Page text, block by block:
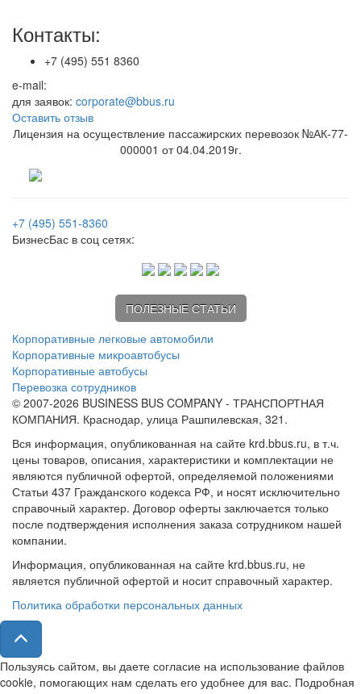
Контакты:
+7 (495) 551 8360
e-mail:
для заявок: corporate@bbus.ru
Оставить отзыв
Лицензия на осуществление пассажирских перевозок №АК-77-
000001 от 04.04.2019г.
+7 (495) 551-8360
БизнесБас в соц сетях:
ПОЛЕЗНЫЕ СТАТЬИ
Корпоративные легковые автомобили
Корпоративные микроавтобусы
Корпоративные автобусы
Перевозка сотрудников
© 2007-2026 BUSINESS BUS COMPANY - ТРАНСПОРТНАЯ
КОМПАНИЯ. Краснодар, улица Рашпилевская, 321.
Вся информация, опубликованная на сайте krd.bbus.ru, в т.ч.
цены товаров, описания, характеристики и комплектации не
являются публичной офертой, определяемой положениями
Статьи 437 Гражданского кодекса РФ, и носят исключительно
справочный характер. Договор оферты заключается только
после подтверждения исполнения заказа сотрудником нашей
компании.
Информация, опубликованная на сайте krd.bbus.ru, не
является публичной офертой и носит справочный характер.
Политика обработки персональных данных
Пользуясь сайтом, вы даете согласие на использование файлов
cookie, помогающих нам сделать его удобнее для вас. Подробная